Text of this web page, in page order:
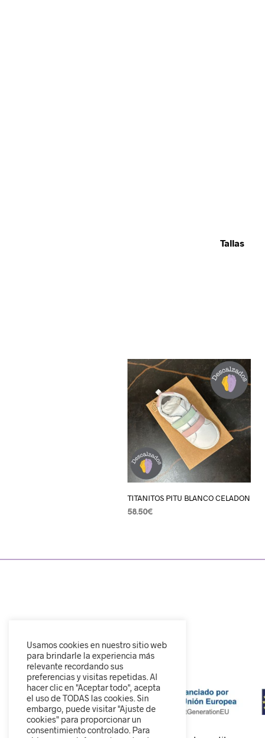
Tallas
TITANITOS PITU BLANCO CELADON
58.50€
Usamos cookies en nuestro sitio web
para brindarle la experiencia más
relevante recordando sus
preferencias y visitas repetidas. Al
hacer clic en "Aceptar todo", acepta
el uso de TODAS las cookies. Sin
embargo, puede visitar "Ajuste de
cookies" para proporcionar un
consentimiento controlado. Para